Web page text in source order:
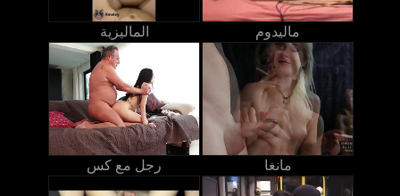
الماليزية ماليدوم
رجل مع كس مانغا